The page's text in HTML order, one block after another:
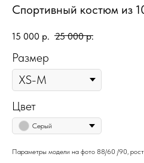
Спортивный костюм из
15 000 р. 25 000 р.
Размер
Цвет
Серый
Параметры модели на фото 88/60 /90,